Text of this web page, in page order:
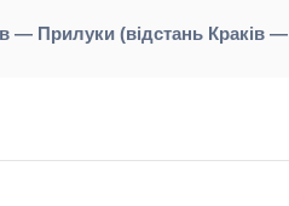
— Прилуки (відстань Краків